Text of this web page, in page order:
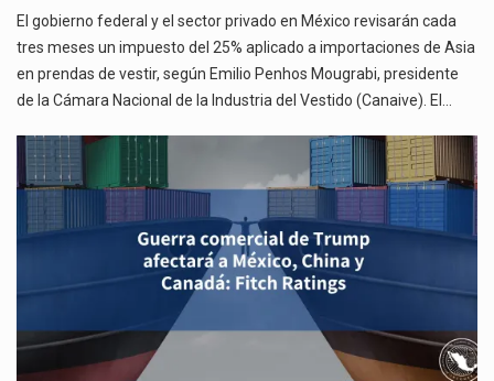
El gobierno federal y el sector privado en México revisarán cada
tres meses un impuesto del 25% aplicado a importaciones de Asia
en prendas de vestir, según Emilio Penhos Mougrabi, presidente
de la Cámara Nacional de la Industria del Vestido (Canaive). El…